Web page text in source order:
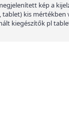
kép a
kis mértékben
kiegészítők pl